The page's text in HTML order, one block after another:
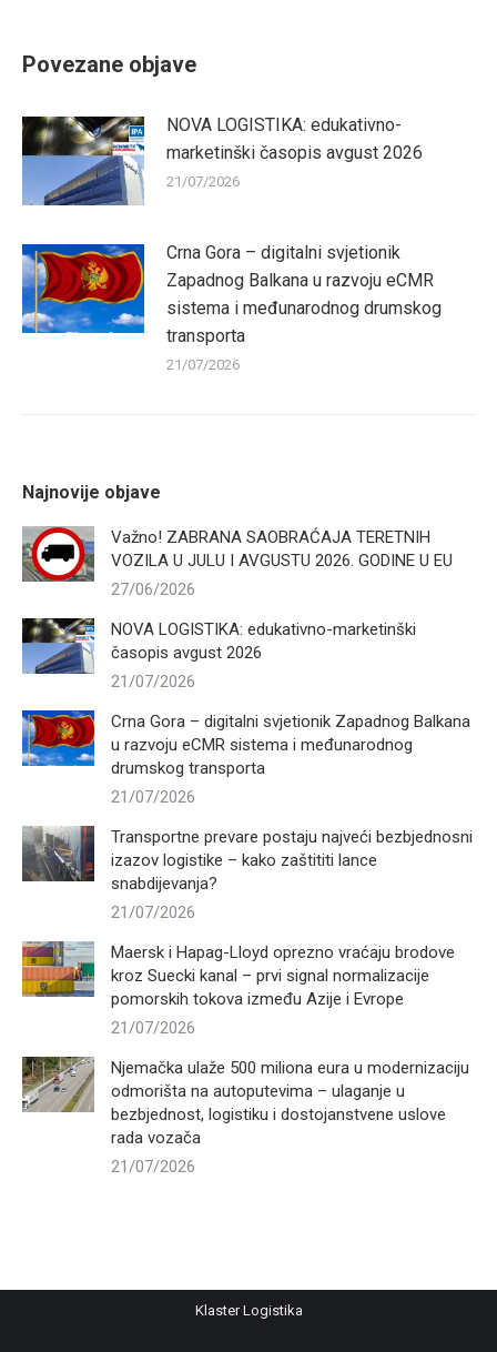
Povezane objave
NOVA LOGISTIKA: edukativno-
marketinški časopis avgust 2026
21/07/2026
Crna Gora – digitalni svjetionik
Zapadnog Balkana u razvoju eCMR
sistema i međunarodnog drumskog
transporta
21/07/2026
Najnovije objave
Važno! ZABRANA SAOBRAĆAJA TERETNIH
VOZILA U JULU I AVGUSTU 2026. GODINE U EU
27/06/2026
NOVA LOGISTIKA: edukativno-marketinški
časopis avgust 2026
21/07/2026
Crna Gora – digitalni svjetionik Zapadnog Balkana
u razvoju eCMR sistema i međunarodnog
drumskog transporta
21/07/2026
Transportne prevare postaju najveći bezbjednosni
izazov logistike – kako zaštititi lance
snabdijevanja?
21/07/2026
Maersk i Hapag-Lloyd oprezno vraćaju brodove
kroz Suecki kanal – prvi signal normalizacije
pomorskih tokova između Azije i Evrope
21/07/2026
Njemačka ulaže 500 miliona eura u modernizaciju
odmorišta na autoputevima – ulaganje u
bezbjednost, logistiku i dostojanstvene uslove
rada vozača
21/07/2026
Klaster Logistika